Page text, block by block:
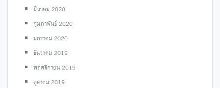
มีนาคม 2020
กุมภาพันธ์ 2020
มกราคม 2020
ธันวาคม 2019
พฤศจิกายน 2019
ตุลาคม 2019